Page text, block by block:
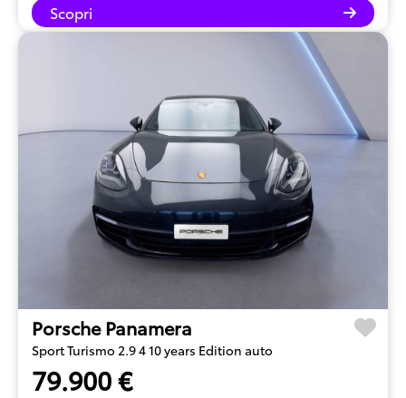
Scopri
Porsche Panamera
Sport Turismo 2.9 4 10 years Edition auto
79.900 €